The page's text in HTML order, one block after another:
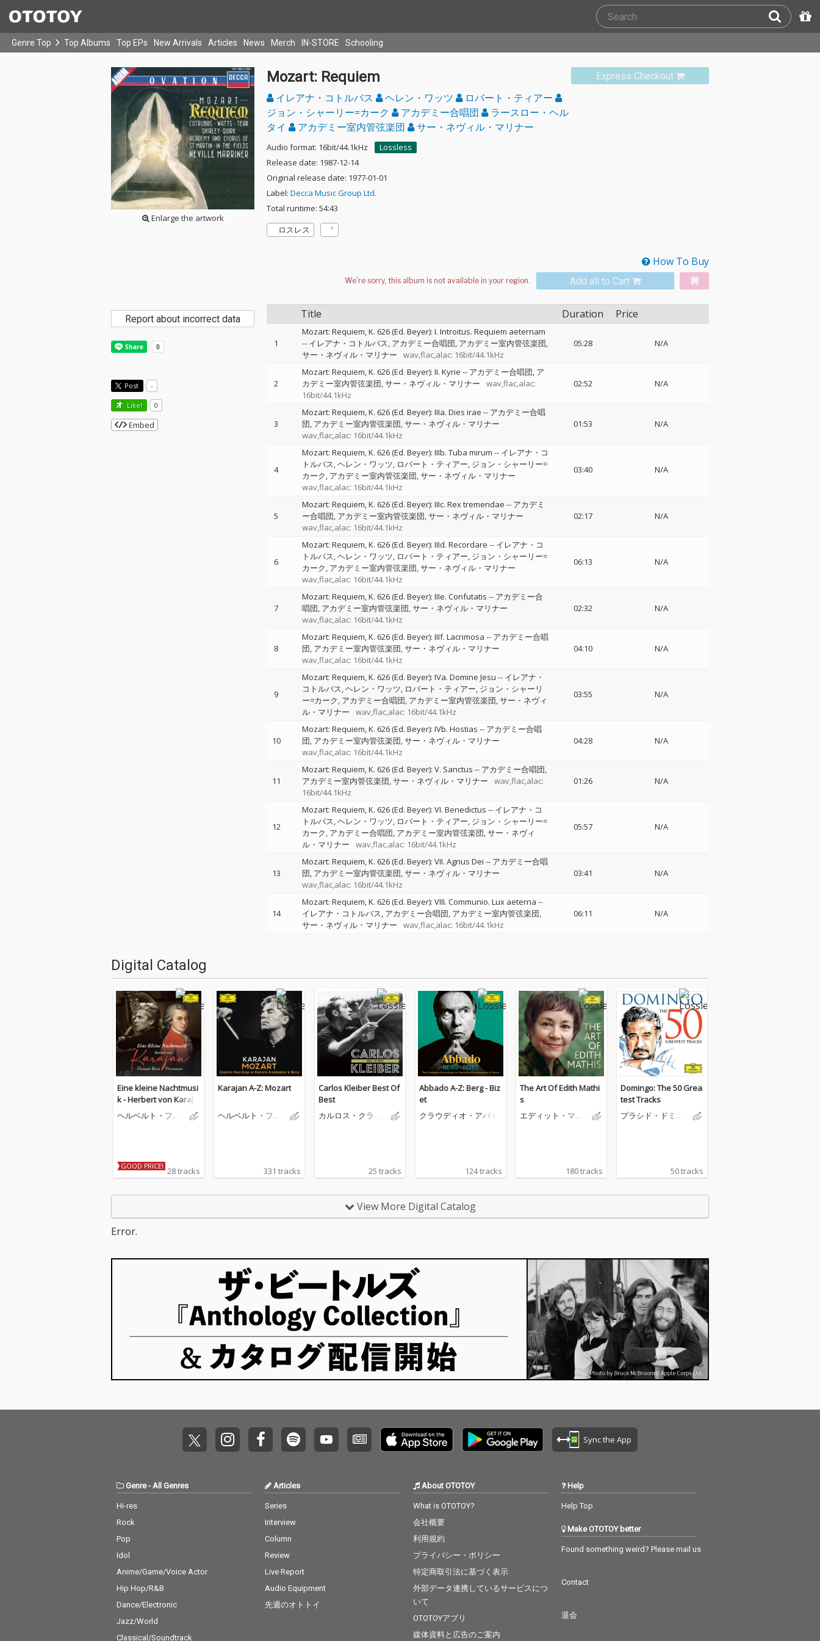
Genre Top Top Albums Top EPs New Arrivals Articles News Merch IN-STORE Schooling
Enlarge the artwork
Express Checkout
Mozart: Requiem
イレアナ・コトルバス ヘレン・ワッツ
ロバート・ティアー
ジョン・シャーリー=カーク
アカデミー合唱団
ラースロー・ヘル
タイ
アカデミー室内管弦楽団 サー・ネヴィル・マリナー
Audio format: 16bit/44.1kHz
Lossless
Release date: 1987-12-14
Original release date: 1977-01-01
Label: Decca Music Group Ltd.
Total runtime: 54:43
ロスレス
How To Buy
Add all to Cart
Title Duration Price
1
Mozart: Requiem, K. 626 (Ed. Beyer): I. Introitus. Requiem aeternam
-- イレアナ・コトルバス アカデミー合唱団 アカデミー室内管弦楽団
サー・ネヴィル・マリナー
wav,flac,alac: 16bit/44.1kHz
05:28 N/A
2
Mozart: Requiem, K. 626 (Ed. Beyer): II. Kyrie -- アカデミー合唱団 ア
カデミー室内管弦楽団 サー・ネヴィル・マリナー
wav,flac,alac:
16bit/44.1kHz
02:52 N/A
3
Mozart: Requiem, K. 626 (Ed. Beyer): IIIa. Dies irae -- アカデミー合唱
団 アカデミー室内管弦楽団 サー・ネヴィル・マリナー
wav,flac,alac: 16bit/44.1kHz
01:53 N/A
4
Mozart: Requiem, K. 626 (Ed. Beyer): IIIb. Tuba mirum -- イレアナ・コ
トルバス ヘレン・ワッツ ロバート・ティアー ジョン・シャーリー=
カーク アカデミー室内管弦楽団 サー・ネヴィル・マリナー
wav,flac,alac: 16bit/44.1kHz
03:40 N/A
5
Mozart: Requiem, K. 626 (Ed. Beyer): IIIc. Rex tremendae -- アカデミ
ー合唱団 アカデミー室内管弦楽団 サー・ネヴィル・マリナー
wav,flac,alac: 16bit/44.1kHz
02:17 N/A
6
Mozart: Requiem, K. 626 (Ed. Beyer): IIId. Recordare -- イレアナ・コ
トルバス ヘレン・ワッツ ロバート・ティアー ジョン・シャーリー=
カーク アカデミー室内管弦楽団 サー・ネヴィル・マリナー
wav,flac,alac: 16bit/44.1kHz
06:13 N/A
7
Mozart: Requiem, K. 626 (Ed. Beyer): IIIe. Confutatis -- アカデミー合
唱団 アカデミー室内管弦楽団 サー・ネヴィル・マリナー
wav,flac,alac: 16bit/44.1kHz
02:32 N/A
8
Mozart: Requiem, K. 626 (Ed. Beyer): IIIf. Lacrimosa -- アカデミー合唱
団 アカデミー室内管弦楽団 サー・ネヴィル・マリナー
wav,flac,alac: 16bit/44.1kHz
04:10 N/A
9
Mozart: Requiem, K. 626 (Ed. Beyer): IVa. Domine Jesu -- イレアナ・
コトルバス ヘレン・ワッツ ロバート・ティアー ジョン・シャーリ
ー=カーク アカデミー合唱団 アカデミー室内管弦楽団 サー・ネヴィ
ル・マリナー
wav,flac,alac: 16bit/44.1kHz
03:55 N/A
10
Mozart: Requiem, K. 626 (Ed. Beyer): IVb. Hostias -- アカデミー合唱
団 アカデミー室内管弦楽団 サー・ネヴィル・マリナー
wav,flac,alac: 16bit/44.1kHz
04:28 N/A
11
Mozart: Requiem, K. 626 (Ed. Beyer): V. Sanctus -- アカデミー合唱団
アカデミー室内管弦楽団 サー・ネヴィル・マリナー
wav,flac,alac:
16bit/44.1kHz
01:26 N/A
12
Mozart: Requiem, K. 626 (Ed. Beyer): VI. Benedictus -- イレアナ・コ
トルバス ヘレン・ワッツ ロバート・ティアー ジョン・シャーリー=
カーク アカデミー合唱団 アカデミー室内管弦楽団 サー・ネヴィ
ル・マリナー
wav,flac,alac: 16bit/44.1kHz
05:57 N/A
13
Mozart: Requiem, K. 626 (Ed. Beyer): VII. Agnus Dei -- アカデミー合唱
団 アカデミー室内管弦楽団 サー・ネヴィル・マリナー
wav,flac,alac: 16bit/44.1kHz
03:41 N/A
14
Mozart: Requiem, K. 626 (Ed. Beyer): VIII. Communio. Lux aeterna --
イレアナ・コトルバス アカデミー合唱団 アカデミー室内管弦楽団
サー・ネヴィル・マリナー
wav,flac,alac: 16bit/44.1kHz
06:11 N/A
Report about incorrect data
Post -
Like! 0
Embed
Digital Catalog
Eine kleine Nachtmusi
k - Herbert von Karaja
n Mozart Best Premiu
ヘルベルト・フォ
GOOD PRICE! 28 tracks
Karajan A-Z: Mozart
ヘルベルト・フォ
331 tracks
Carlos Kleiber Best Of
Best
カルロス・クライ
25 tracks
Abbado A-Z: Berg - Biz
et
クラウディオ・アバド
124 tracks
The Art Of Edith Mathi
s
エディット・マテ
180 tracks
Domingo: The 50 Grea
test Tracks
プラシド・ドミン
50 tracks
View More Digital Catalog
Error.
Sync the App
Genre- All Genres
Hi-res
Rock
Pop
Idol
Anime/Game/Voice Actor
Hip Hop/R&B
Dance/Electronic
Jazz/World
Classical/Soundtrack
Articles
Series
Interview
Column
Review
Live Report
Audio Equipment
先週のオトトイ
About OTOTOY
What is OTOTOY?
会社概要
利用規約
プライバシー・ポリシー
特定商取引法に基づく表示
外部データ連携しているサービスにつ
いて
OTOTOYアプリ
媒体資料と広告のご案内
Help
Help Top
Make OTOTOY better
Found something weird? Please mail us
Contact
退会